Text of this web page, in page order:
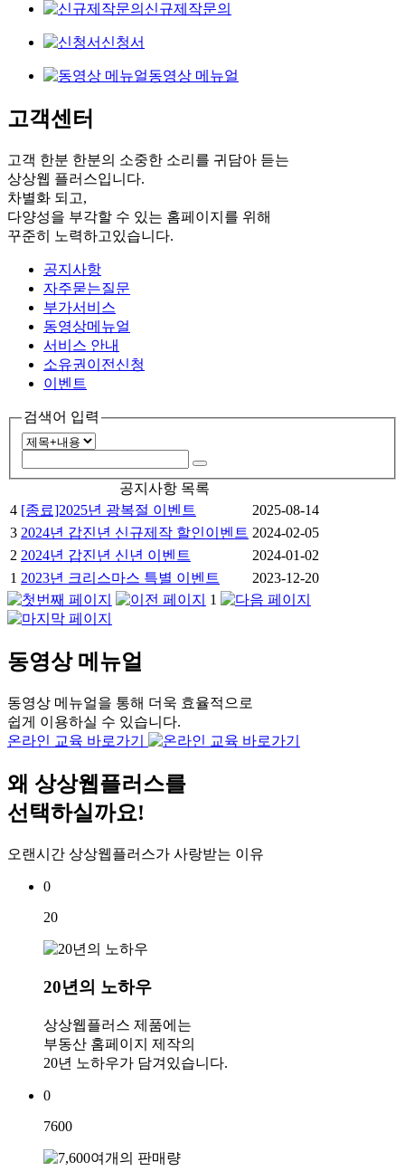
신규제작문의
신청서
동영상 메뉴얼
고객센터
고객 한분 한분의 소중한 소리를 귀담아 듣는
상상웹 플러스입니다.
차별화 되고,
다양성을 부각할 수 있는 홈페이지를 위해
꾸준히 노력하고있습니다.
공지사항
자주묻는질문
부가서비스
동영상메뉴얼
서비스 안내
소유권이전신청
이벤트
검색어 입력
공지사항 목록
4 [종료]2025년 광복절 이벤트
2025-08-14
3 2024년 갑진년 신규제작 할인이벤트 2024-02-05
2 2024년 갑진년 신년 이벤트
2024-01-02
1 2023년 크리스마스 특별 이벤트
2023-12-20
1
동영상 메뉴얼
동영상 메뉴얼을 통해 더욱 효율적으로
쉽게 이용하실 수 있습니다.
온라인 교육 바로가기
왜 상상웹플러스를
선택하실까요!
오랜시간 상상웹플러스가 사랑받는 이유
0
20
20년의 노하우
상상웹플러스 제품에는
부동산 홈페이지 제작의
20년 노하우가 담겨있습니다.
0
7600